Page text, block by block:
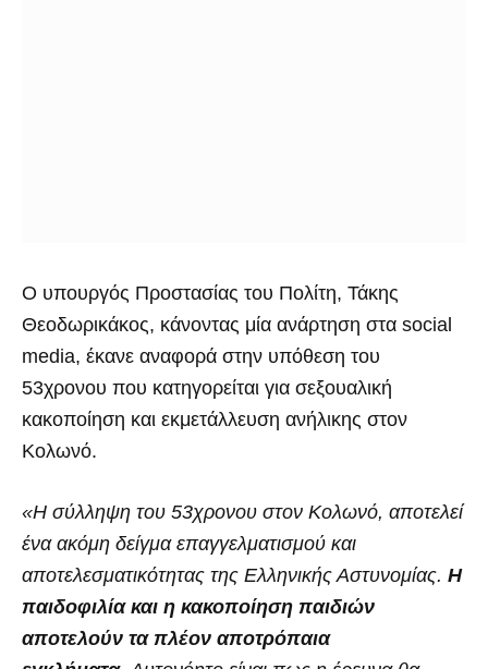
Ο υπουργός Προστασίας του Πολίτη, Τάκης
Θεοδωρικάκος, κάνοντας μία ανάρτηση στα social
media, έκανε αναφορά στην υπόθεση του
53χρονου που κατηγορείται για σεξουαλική
κακοποίηση και εκμετάλλευση ανήλικης στον
Κολωνό.
«Η σύλληψη του 53χρονου στον Κολωνό, αποτελεί
ένα ακόμη δείγμα επαγγελματισμού και
αποτελεσματικότητας της Ελληνικής Αστυνομίας. Η
παιδοφιλία και η κακοποίηση παιδιών
αποτελούν τα πλέον αποτρόπαια